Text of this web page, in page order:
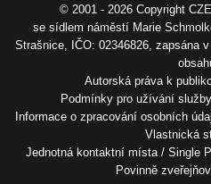
© 2001 - 2026 Copyright
se sídlem náměstí Marie
Strašnice, IČO: 02346826, zapsána
Autorská práva k
Podmínky pro užívání
Informace o zpracování osobních
Vlastnická
Jednotná kontaktní místa / Single
Povinně